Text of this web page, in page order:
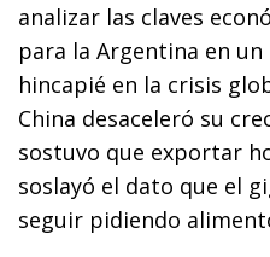
analizar las claves
para la Argentina en
hincapié en la crisis
China desaceleró su
sostuvo que exportar
soslayó el dato que el
seguir pidiendo